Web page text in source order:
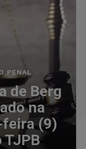
PENAL
de Berg
na
(9)
TJPB